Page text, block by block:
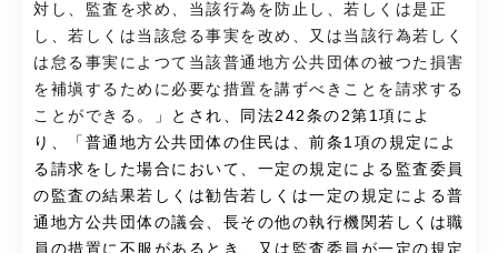
対し、監査を求め、当該行為を防止し、若しくは是正
し、若しくは当該怠る事実を改め、又は当該行為若しく
は怠る事実によつて当該普通地方公共団体の被つた損害
を補塡するために必要な措置を講ずべきことを請求する
ことができる。
」とされ、同法242条の2第1項によ
り、「普通地方公共団体の住民は、前条1項の規定によ
る請求をした場合において、一定の規定による監査委員
の監査の結果若しくは勧告若しくは一定の規定による普
通地方公共団体の議会、長その他の執行機関若しくは職
員の措置に不服があるとき、又は監査委員が一定の規定